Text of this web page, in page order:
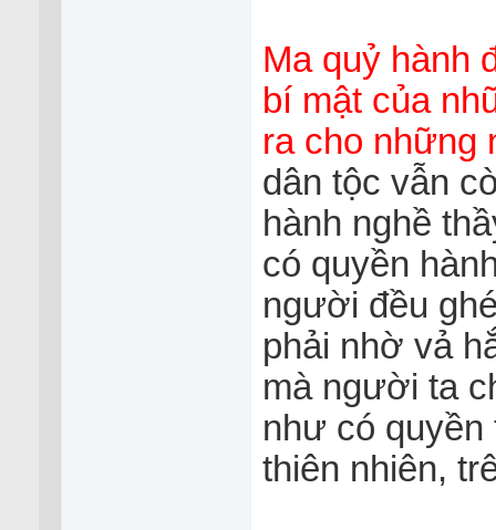
Ma quỷ hành
bí mật của
ra cho những
dân tộc vẫn
hành nghề
có quyền
người đều
phải nhờ vả
mà người ta
như có quyền
thiên nhiên,